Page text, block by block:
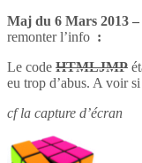
Maj du 6 Mars 2013 –
remonter l’info :
Le code HTMLJMP
eu trop d’abus. A voir
cf la capture d’écran